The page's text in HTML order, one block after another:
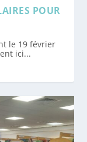
POUR
le 19 février
ici...